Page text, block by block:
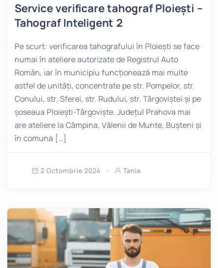
Service verificare tahograf Ploiești –
Tahograf Inteligent 2
Pe scurt: verificarea tahografului în Ploiești se face
numai în ateliere autorizate de Registrul Auto
Român, iar în municipiu funcționează mai multe
astfel de unități, concentrate pe str. Pompelor, str.
Conului, str. Sferei, str. Rudului, str. Târgoviștei și pe
șoseaua Ploiești-Târgoviște. Județul Prahova mai
are ateliere la Câmpina, Vălenii de Munte, Bușteni și
în comuna […]
2 Octombrie 2024 Tania